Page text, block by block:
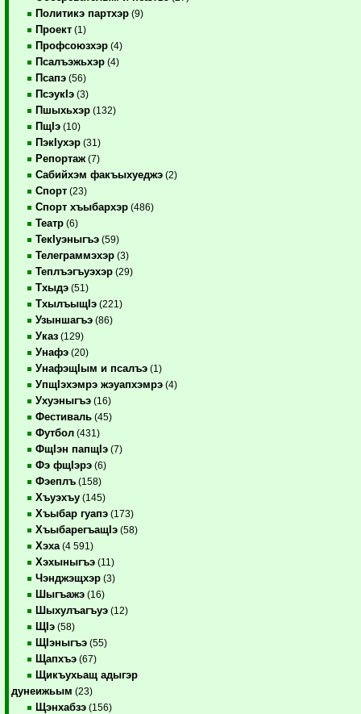
Политикэ партхэр (9)
Проект (1)
Профсоюзхэр (4)
Псалъэжьхэр (4)
Псапэ (56)
ПсэукIэ (3)
Пшыхьхэр (132)
ПщIэ (10)
ПэкIухэр (31)
Репортаж (7)
Сабийхэм факъыхуеджэ (2)
Спорт (23)
Спорт хъыбархэр (486)
Театр (6)
ТекIуэныгъэ (59)
Телеграммэхэр (3)
Теплъэгъуэхэр (29)
Тхыдэ (51)
ТхылъыщIэ (221)
Узыншагъэ (86)
Указ (129)
Унафэ (20)
УнафэщIым и псалъэ (1)
УпщIэхэмрэ жэуапхэмрэ (4)
Ухуэныгъэ (16)
Фестиваль (45)
Футбол (431)
ФщIэн папщIэ (7)
Фэ фщIэрэ (6)
Фэеплъ (158)
Хъуэхъу (145)
Хъыбар гуапэ (173)
ХъыбарегъащIэ (58)
Хэха (4 591)
Хэхыныгъэ (11)
Чэнджэщхэр (3)
Шыгъажэ (16)
Шыхулъагъуэ (12)
ЩIэ (58)
ЩIэныгъэ (55)
Щапхъэ (67)
Щикъухьащ адыгэр
дунеижьым (23)
Щэнхабзэ (156)